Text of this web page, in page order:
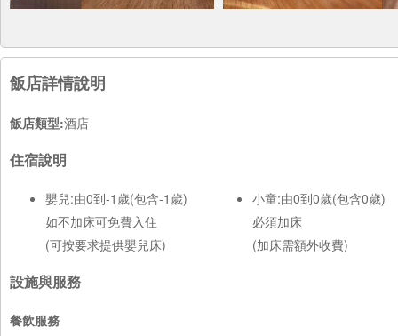
飯店詳情說明
飯店類型:酒店
住宿說明
嬰兒:由0到-1歲(包含-1歲)
如不加床可免費入住
(可按要求提供嬰兒床)
小童:由0到0歲(包含0歲)
必須加床
(加床需額外收費)
設施與服務
餐飲服務